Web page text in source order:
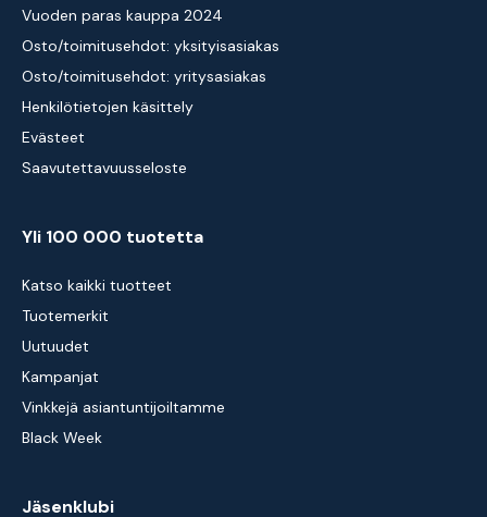
Vuoden paras kauppa 2024
Osto/toimitusehdot: yksityisasiakas
Osto/toimitusehdot: yritysasiakas
Henkilötietojen käsittely
Evästeet
Saavutettavuusseloste
Yli 100 000 tuotetta
Katso kaikki tuotteet
Tuotemerkit
Uutuudet
Kampanjat
Vinkkejä asiantuntijoiltamme
Black Week
Jäsenklubi